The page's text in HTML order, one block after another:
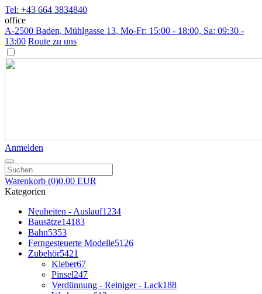
Tel: +43 664 3834840
office
A-2500 Baden, Mühlgasse 13, Mo-Fr: 15:00 - 18:00, Sa: 09:30 -
13:00 Route zu uns
Anmelden
Warenkorb (0)0.00 EUR
Kategorien
Neuheiten - Auslauf1234
Bausätze14183
Bahn5353
Ferngesteuerte Modelle5126
Zubehör5421
Kleber67
Pinsel247
Verdünnung - Reiniger - Lack188